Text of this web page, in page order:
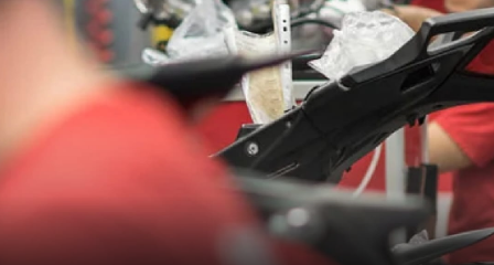
新車
中古車
スタッフブログ